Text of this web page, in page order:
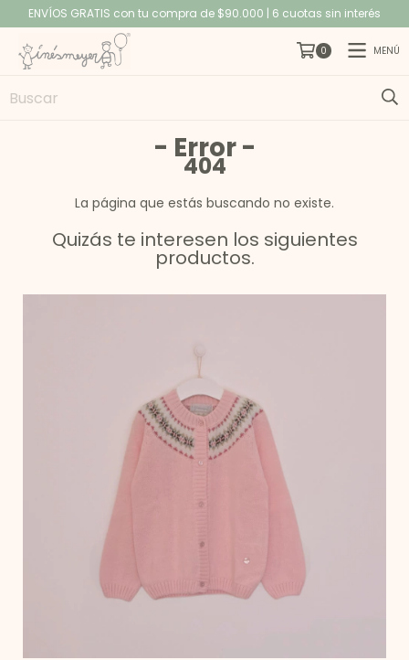
ENVÍOS GRATIS con tu compra de $90.000 | 6 cuotas sin interés
0 MENÚ
- Error -
404
La página que estás buscando no existe.
Quizás te interesen los siguientes
productos.